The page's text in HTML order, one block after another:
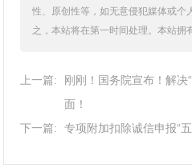
性、原创性等，如无意侵犯媒体或个
之，本站将在第一时间处理。本站拥
上一篇:
刚刚！国务院宣布！解决
面！
下一篇:
专项附加扣除诚信申报“五